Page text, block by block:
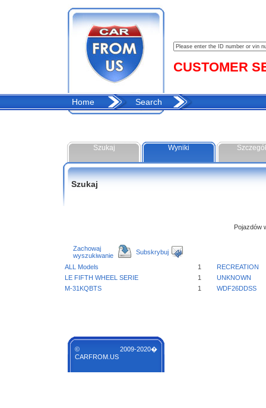
CUSTOMER
Home Search
Szukaj Wyniki
Szukaj
Pojazdów
Zachowaj
wyszukiwanie
Subskrybuj
ALL Models 1
RECREATION
LE FIFTH WHEEL SERIE
1
UNKNOWN
M-31KQBTS
1 WDF26DDSS
© 2009-2020�
CARFROM.US